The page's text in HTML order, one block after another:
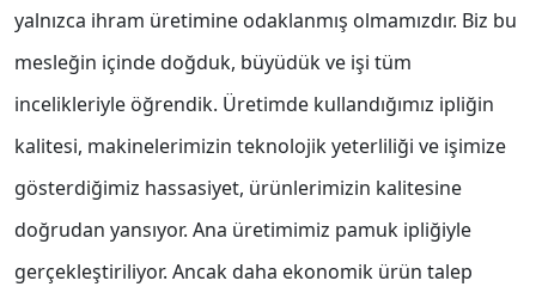
yalnızca ihram üretimine odaklanmış olmamızdır. Biz bu
mesleğin içinde doğduk, büyüdük ve işi tüm
incelikleriyle öğrendik. Üretimde kullandığımız ipliğin
kalitesi, makinelerimizin teknolojik yeterliliği ve işimize
gösterdiğimiz hassasiyet, ürünlerimizin kalitesine
doğrudan yansıyor. Ana üretimimiz pamuk ipliğiyle
gerçekleştiriliyor. Ancak daha ekonomik ürün talep